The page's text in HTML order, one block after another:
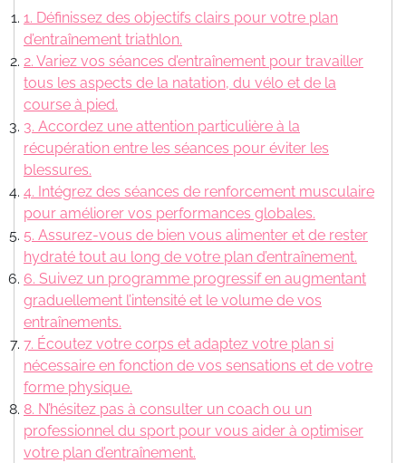
1. Définissez des objectifs clairs pour votre plan
d’entraînement triathlon.
2. Variez vos séances d’entraînement pour travailler
tous les aspects de la natation, du vélo et de la
course à pied.
3. Accordez une attention particulière à la
récupération entre les séances pour éviter les
blessures.
4. Intégrez des séances de renforcement musculaire
pour améliorer vos performances globales.
5. Assurez-vous de bien vous alimenter et de rester
hydraté tout au long de votre plan d’entraînement.
6. Suivez un programme progressif en augmentant
graduellement l’intensité et le volume de vos
entraînements.
7. Écoutez votre corps et adaptez votre plan si
nécessaire en fonction de vos sensations et de votre
forme physique.
8. N’hésitez pas à consulter un coach ou un
professionnel du sport pour vous aider à optimiser
votre plan d’entraînement.